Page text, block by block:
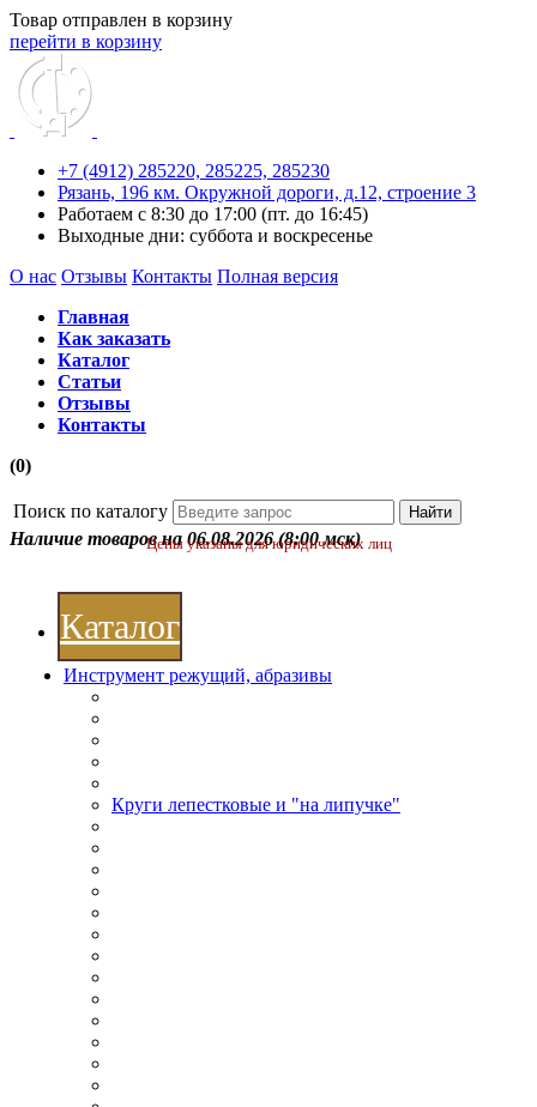
Товар отправлен в корзину
перейти в корзину
+7 (4912) 285220, 285225, 285230
Рязань, 196 км. Окружной дороги, д.12, строение 3
Работаем с 8:30 до 17:00 (пт. до 16:45)
Выходные дни: суббота и воскресенье
О нас Отзывы Контакты Полная версия
Главная
Как заказать
Каталог
Статьи
Отзывы
Контакты
(0)
Поиск по каталогу
Наличие товаров на 06.08.2026 (8:00 мск)
Цены указаны для юридических лиц
Каталог
Инструмент режущий, абразивы
Круги лепестковые и "на липучке"